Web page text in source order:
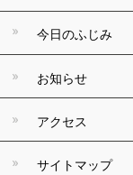
今日のふじみ
お知らせ
アクセス
サイトマップ